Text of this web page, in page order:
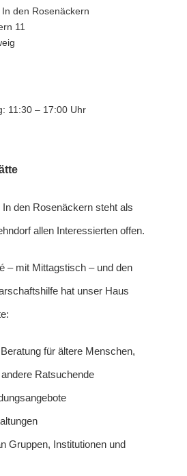
den Rosenäckern
11
11:30 – 17:00 Uhr
den Rosenäckern steht als
allen Interessierten offen.
– mit Mittagstisch – und den
hat unser Haus
für ältere Menschen,
Ratsuchende
Gruppen, Institutionen und